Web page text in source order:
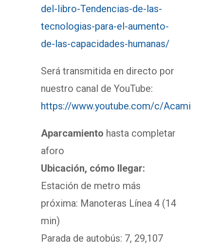
del-libro-Tendencias-de-las-
tecnologias-para-el-aumento-
de-las-capacidades-humanas/
Será transmitida en directo por
nuestro canal de YouTube:
https://www.youtube.com/c/Acami
Aparcamiento hasta completar
aforo
Ubicación, cómo llegar:
Estación de metro más
próxima: Manoteras Línea 4 (14
min)
Parada de autobús: 7, 29,107